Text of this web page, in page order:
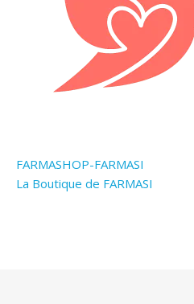
FARMASHOP-FARMASI
La Boutique de FARMASI